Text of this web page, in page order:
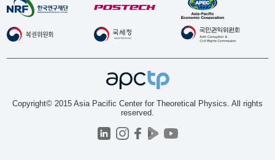
Copyright© 2015 Asia Pacific Center for Theoretical Physics. All rights
reserved.